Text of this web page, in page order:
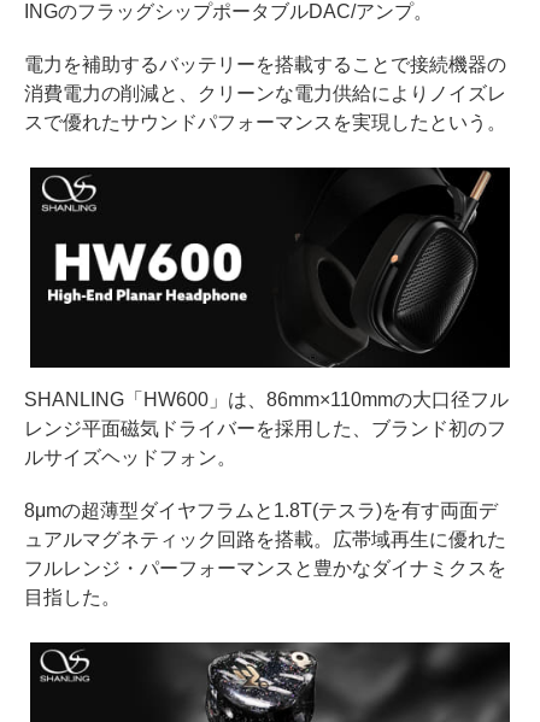
INGのフラッグシップポータブルDAC/アンプ。
電力を補助するバッテリーを搭載することで接続機器の
消費電力の削減と、クリーンな電力供給によりノイズレ
スで優れたサウンドパフォーマンスを実現したという。
SHANLING「HW600」は、86mm×110mmの大口径フル
レンジ平面磁気ドライバーを採用した、ブランド初のフ
ルサイズヘッドフォン。
8μmの超薄型ダイヤフラムと1.8T(テスラ)を有す両面デ
ュアルマグネティック回路を搭載。広帯域再生に優れた
フルレンジ・パーフォーマンスと豊かなダイナミクスを
目指した。